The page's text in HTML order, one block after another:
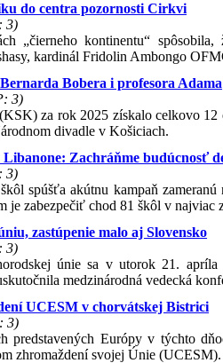
do centra pozornosti Cirkvi
3)
„čierneho kontinentu“
kardinál Fridolin Ambongo
Bobera i profesora Adama
3)
za rok 2025 získalo celkovo
divadle v Košiciach.
Zachráňme budúcnosť
3)
spúšťa akútnu kampaň
zabezpečiť chod 81 škôl v najviac
zastúpenie malo aj Slovensko
3)
únie sa v utorok 21. apríla
medzinárodná vedecká
UCESM v chorvátskej Bistrici
3)
predstavených Európy v týchto
zhromaždení svojej Únie (UCESM).